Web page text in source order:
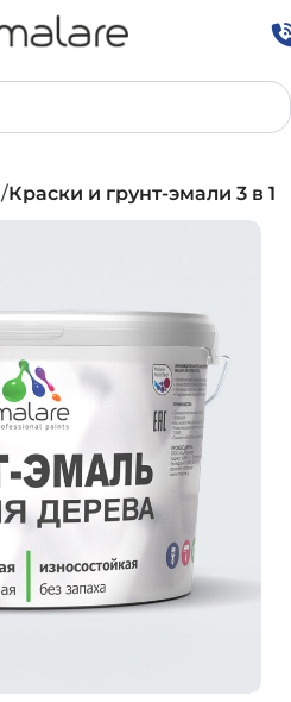
Краски и грунт-эмали 3 в 1